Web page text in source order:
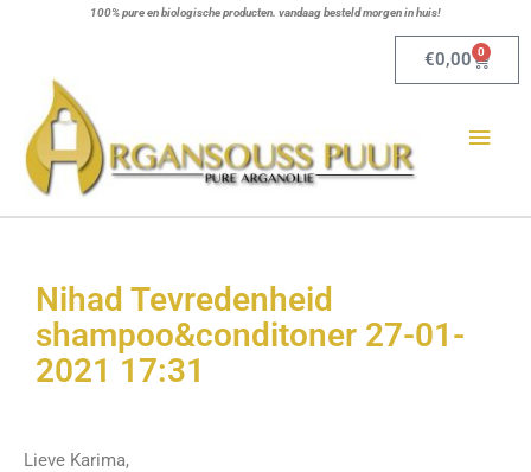
100% pure en biologische producten. vandaag besteld morgen in huis!
€0,00 0
Nihad Tevredenheid
shampoo&conditoner 27-01-
2021 17:31
Lieve Karima,